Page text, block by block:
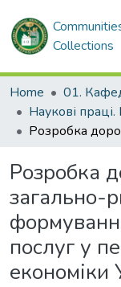
Collections
Home 01.
Розробка
загально-
послуг у
економіки